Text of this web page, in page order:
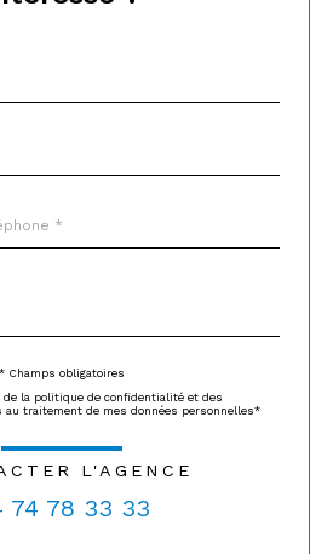
* Champs obligatoires
la politique de confidentialité et des
traitement de mes données personnelles*
L'AGENCE
74 78 33 33